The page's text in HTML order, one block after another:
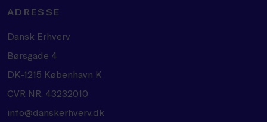
ADRESSE
Dansk Erhverv
Børsgade 4
DK-1215 København K
CVR NR. 43232010
info@danskerhverv.dk